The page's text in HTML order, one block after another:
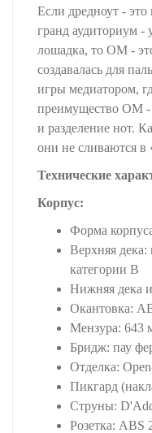
Если дредноут -
гранд аудиториум -
лошадка, то OM -
создавалась для
игры медиатором,
преимущество OM -
и разделение нот.
они не сливаются в
Технические
Корпус:
Форма
Верхняя дека:
категории B
Нижняя дека и
Окантовка:
Мензура: 643
Бридж: пау
Отделка:
Пикгард
Струны:
Розетка: ABS